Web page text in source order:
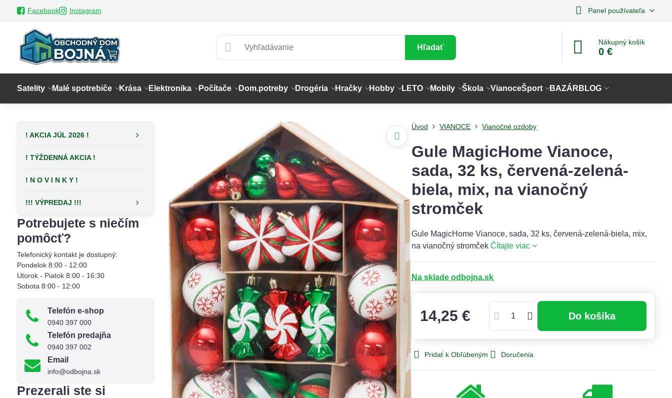
Facebook Instagram Panel používateľa
Hľadať
Nákupný košík
0 €
Satelity Malé spotrebiče Krása Elektronika Počítače Dom.potreby Drogéria Hračky Hobby LETO Mobily Škola VianoceŠport BAZÁR BLOG
Úvod VIANOCE Vianočné ozdoby
Gule MagicHome Vianoce,
sada, 32 ks, červená-zelená-
biela, mix, na vianočný
stromček
Gule MagicHome Vianoce, sada, 32 ks, červená-zelená-biela, mix,
na vianočný stromčekČítajte viac
Na sklade odbojna.sk
14,25 € Do košíka
Pridať k Obľúbeným Doručenia
! AKCIA JÚL 2026 !
! TÝŽDENNÁ AKCIA !
! N O V I N K Y !
!!! VÝPREDAJ !!!
Potrebujete s niečím
pomôcť?
Telefonický kontakt je dostupný:
Pondelok 8:00 - 12:00
Utorok - Piatok 8:00 - 16:30
Sobota 8:00 - 12:00
Telefón e-shop
0940 397 000
Telefón predajňa
0940 397 002
Email
info@odbojna.sk
Prezerali ste si